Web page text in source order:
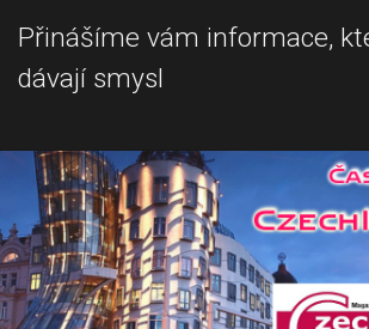
Přinášíme vám informace,
dávají smysl